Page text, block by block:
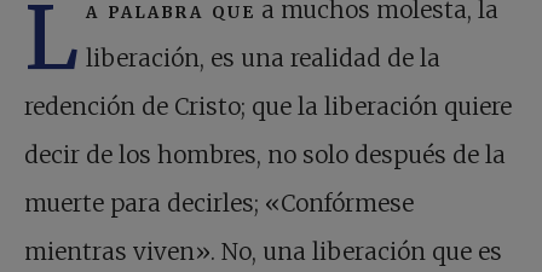
L a palabra que a muchos molesta, la
liberación, es una realidad de la
redención de Cristo; que la liberación quiere
decir de los hombres, no solo después de la
muerte para decirles; «Confórmese
mientras viven». No, una liberación que es